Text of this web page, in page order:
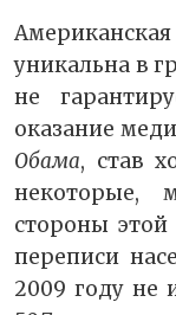
уникальна в
не
оказание
Обама, став
некоторые,
стороны
переписи
2009 году не